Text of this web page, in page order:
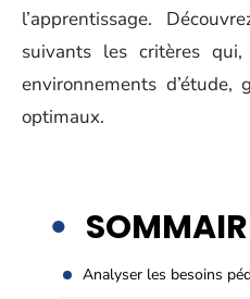
l’apprentissage.
suivants les critères
environnements d’étude,
optimaux.
Analyser les besoins